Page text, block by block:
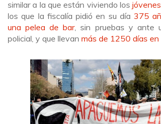
similar a la que están viviendo los
los que la fiscalía pidió en su día 375
una pelea de bar, sin pruebas y ante
policial, y que llevan más de 1250 días en